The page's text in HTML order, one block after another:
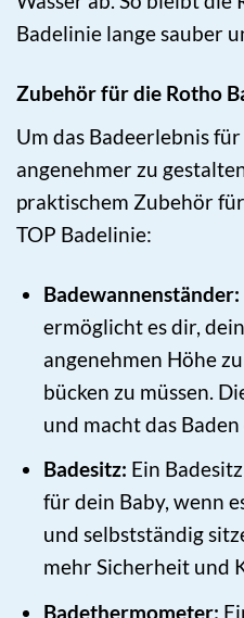
Badelinie lange sauber
Zubehör für die Rotho
Um das Badeerlebnis
angenehmer zu
praktischem Zubehör
TOP Badelinie:
Badewannenständer:
ermöglicht es dir,
angenehmen Höhe
bücken zu müssen.
und macht das
Badesitz: Ein
für dein Baby, wenn
und selbstständig
mehr Sicherheit und
Badethermometer: